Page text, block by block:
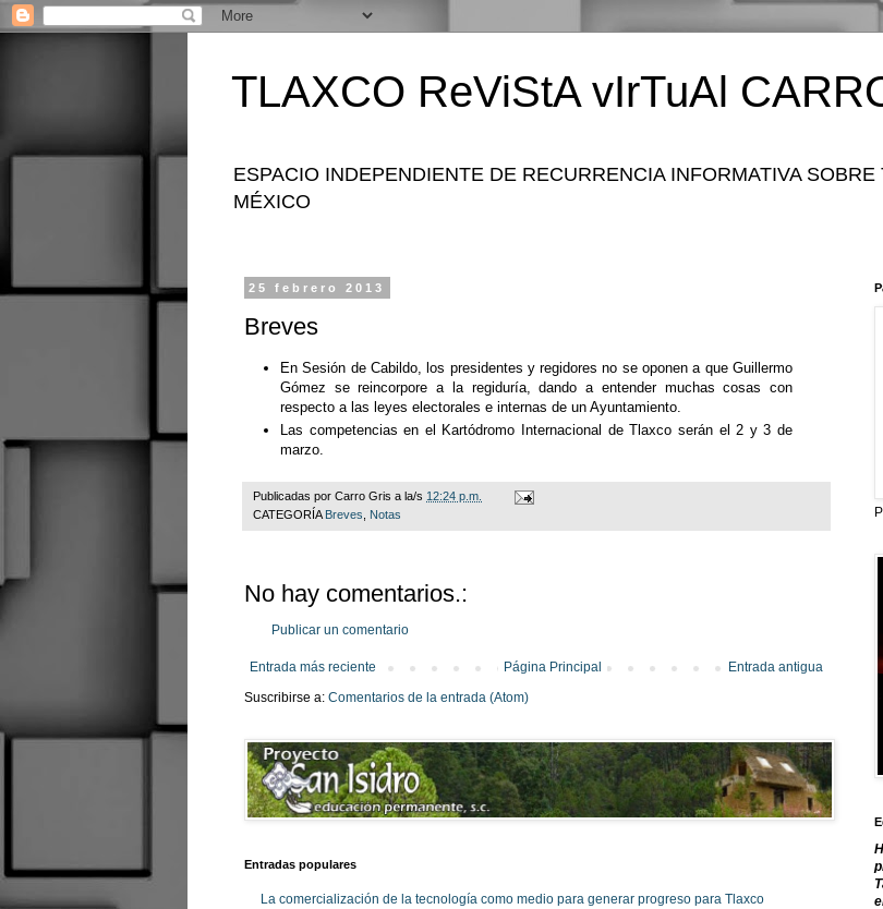
TLAXCO ReViStA vIrTuAl
ESPACIO INDEPENDIENTE DE RECURRENCIA INFORMATIVA
MÉXICO
25 febrero 2013
Breves
En Sesión de Cabildo, los presidentes y regidores no se oponen a que Guillermo
Gómez se reincorpore a la regiduría, dando a entender muchas cosas con
respecto a las leyes electorales e internas de un Ayuntamiento.
Las competencias en el Kartódromo Internacional de Tlaxco serán el 2 y 3 de
marzo.
Publicadas por Carro Gris a la/s 12:24 p.m.
CATEGORÍA Breves Notas
No hay comentarios.:
Publicar un comentario
Entrada más reciente Entrada antigua
Página Principal
Suscribirse a: Comentarios de la entrada (Atom)
Entradas populares
La comercialización de la tecnología como medio para generar progreso para Tlaxco